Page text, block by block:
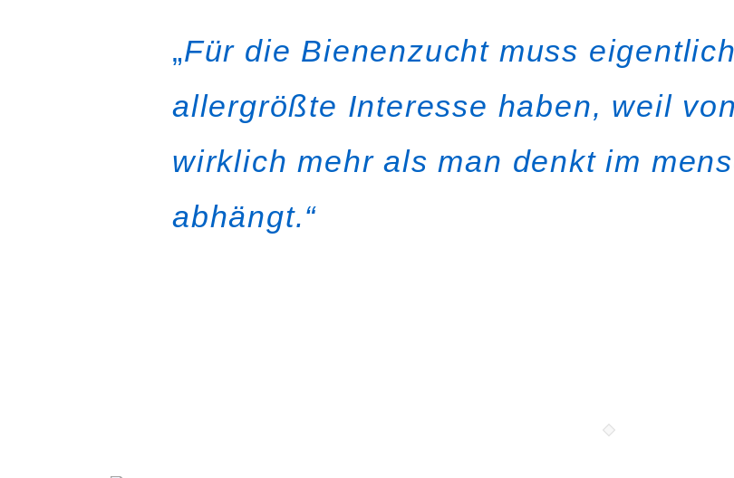
„Für die Bienenzucht muss
allergrößte Interesse haben, weil
wirklich mehr als man denkt im
abhängt.“